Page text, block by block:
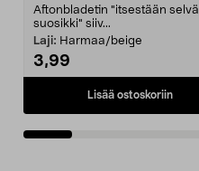
Aftonbladetin "itsestään selvä
suosikki" siiv...
Laji: Harmaa/beige
3,99
Lisää ostoskoriin